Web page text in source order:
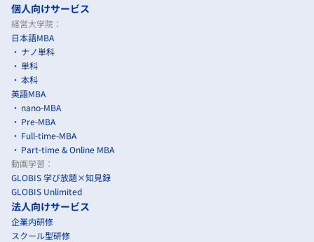
個人向けサービス
経営大学院：
日本語MBA
ナノ単科
単科
本科
英語MBA
nano-MBA
Pre-MBA
Full-time-MBA
Part-time & Online MBA
動画学習：
GLOBIS 学び放題×知見録
GLOBIS Unlimited
法人向けサービス
企業内研修
スクール型研修